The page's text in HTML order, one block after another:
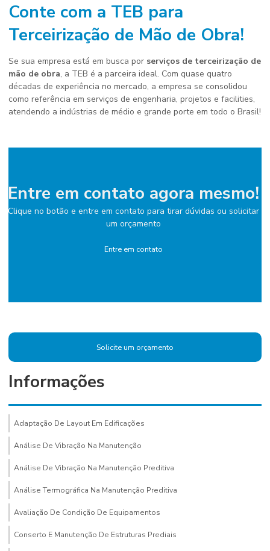
Conte com a TEB para
Terceirização de Mão de Obra!
Se sua empresa está em busca por serviços de terceirização de
mão de obra, a TEB é a parceira ideal. Com quase quatro
décadas de experiência no mercado, a empresa se consolidou
como referência em serviços de engenharia, projetos e facilities,
atendendo a indústrias de médio e grande porte em todo o Brasil!
Entre em contato agora mesmo!
Clique no botão e entre em contato para tirar dúvidas ou solicitar
um orçamento
Entre em contato
Solicite um orçamento
Informações
Adaptação De Layout Em Edificações
Análise De Vibração Na Manutenção
Análise De Vibração Na Manutenção Preditiva
Análise Termográfica Na Manutenção Preditiva
Avaliação De Condição De Equipamentos
Conserto E Manutenção De Estruturas Prediais